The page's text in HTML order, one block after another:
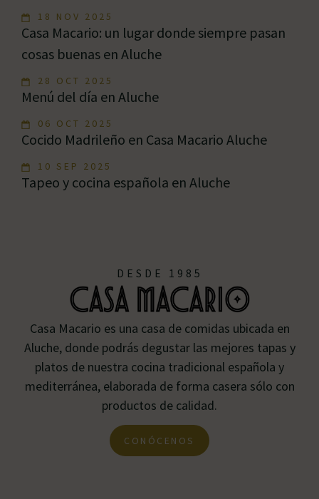
18 NOV 2025
Casa Macario: un lugar donde siempre pasan
cosas buenas en Aluche
28 OCT 2025
Menú del día en Aluche
06 OCT 2025
Cocido Madrileño en Casa Macario Aluche
10 SEP 2025
Tapeo y cocina española en Aluche
DESDE 1985
Casa Macario es una casa de comidas ubicada en
Aluche, donde podrás degustar las mejores tapas y
platos de nuestra cocina tradicional española y
mediterránea, elaborada de forma casera sólo con
productos de calidad.
CONÓCENOS